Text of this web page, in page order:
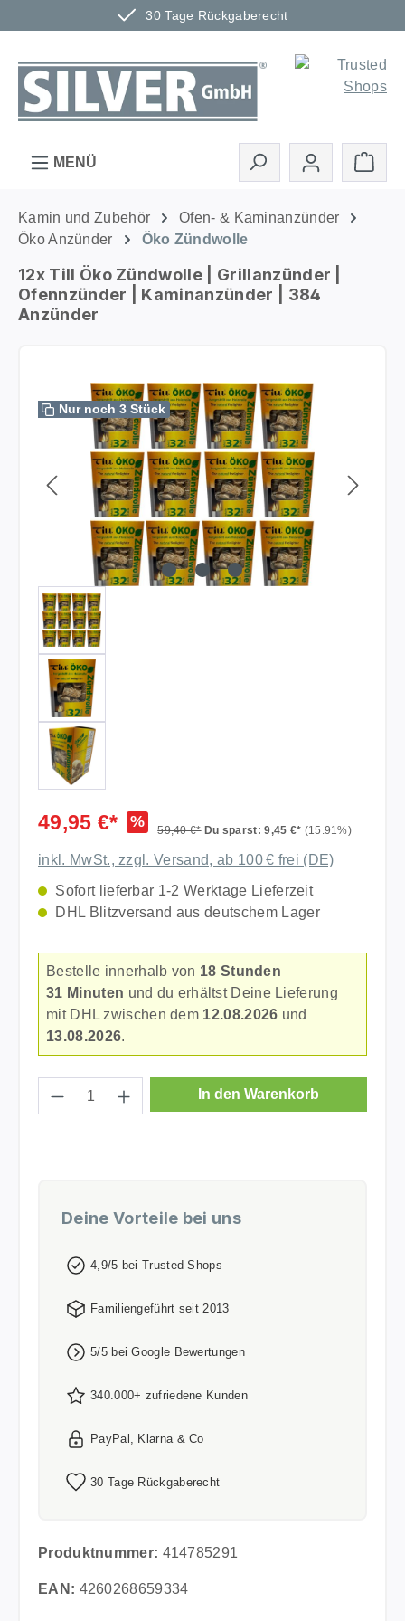
30 Tage Rückgaberecht
Zum Hauptinhalt springen
MENÜ
Kamin und Zubehör
Ofen- & Kaminanzünder
Öko Anzünder
Öko Zündwolle
12x Till Öko Zündwolle | Grillanzünder |
Ofennzünder | Kaminanzünder | 384
Anzünder
Bildergalerie überspringen
Nur noch 3 Stück
49,95 €* % 59,40 €* Du sparst: 9,45 €* (15.91%)
inkl. MwSt., zzgl. Versand, ab 100 € frei (DE)
Sofort lieferbar 1-2 Werktage Lieferzeit
DHL Blitzversand aus deutschem Lager
Bestelle innerhalb von 18 Stunden
31 Minuten und du erhältst Deine Lieferung
mit DHL zwischen dem 12.08.2026 und
13.08.2026.
Produkt Anzahl: Gib den gewünschten
In den Warenkorb
Deine Vorteile bei uns
4,9/5 bei Trusted Shops
Familiengeführt seit 2013
5/5 bei Google Bewertungen
340.000+ zufriedene Kunden
PayPal, Klarna & Co
30 Tage Rückgaberecht
Produktnummer: 414785291
EAN: 4260268659334